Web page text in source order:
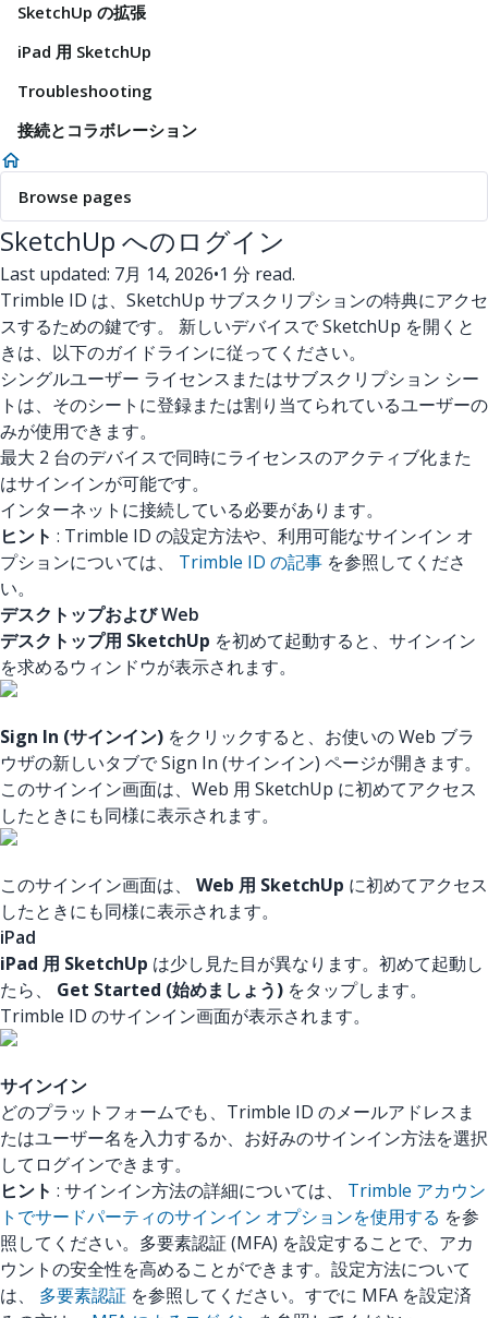
SketchUp の拡張
iPad 用 SketchUp
Troubleshooting
接続とコラボレーション
Browse pages
SketchUp へのログイン
Last updated: 7月 14, 2026•1 分 read.
Trimble ID は、SketchUp サブスクリプションの特典にアクセ
スするための鍵です。 新しいデバイスで SketchUp を開くと
きは、以下のガイドラインに従ってください。
シングルユーザー ライセンスまたはサブスクリプション シー
トは、そのシートに登録または割り当てられているユーザーの
みが使用できます。
最大 2 台のデバイスで同時にライセンスのアクティブ化また
はサインインが可能です。
インターネットに接続している必要があります。
ヒント : Trimble ID の設定方法や、利用可能なサインイン オ
プションについては、 Trimble ID の記事 を参照してくださ
い。
デスクトップおよび Web
デスクトップ用 SketchUp を初めて起動すると、サインイン
を求めるウィンドウが表示されます。
Sign In (サインイン) をクリックすると、お使いの Web ブラ
ウザの新しいタブで Sign In (サインイン) ページが開きます。
このサインイン画面は、Web 用 SketchUp に初めてアクセス
したときにも同様に表示されます。
このサインイン画面は、 Web 用 SketchUp に初めてアクセス
したときにも同様に表示されます。
iPad
iPad 用 SketchUp は少し見た目が異なります。初めて起動し
たら、 Get Started (始めましょう) をタップします。
Trimble ID のサインイン画面が表示されます。
サインイン
どのプラットフォームでも、Trimble ID のメールアドレスま
たはユーザー名を入力するか、お好みのサインイン方法を選択
してログインできます。
ヒント : サインイン方法の詳細については、 Trimble アカウン
トでサードパーティのサインイン オプションを使用する を参
照してください。多要素認証 (MFA) を設定することで、アカ
ウントの安全性を高めることができます。設定方法について
は、 多要素認証 を参照してください。すでに MFA を設定済